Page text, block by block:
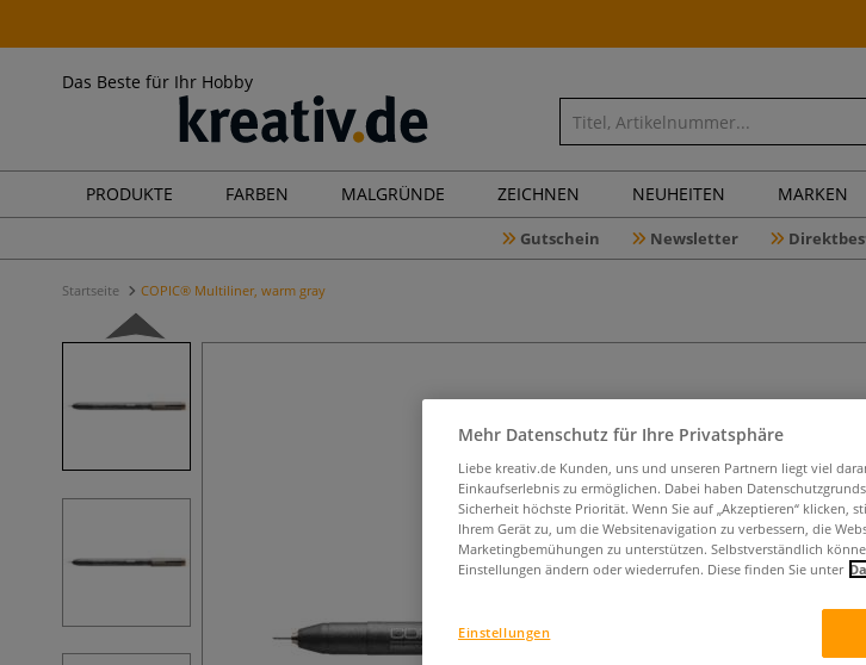
Das Beste für Ihr Hobby
PRODUKTE FARBEN MALGRÜNDE ZEICHNEN NEUHEITEN MARKEN
Gutschein Newsletter
Startseite COPIC® Multiliner, warm gray
Mehr Datenschutz für Ihre Privatsphäre
Liebe kreativ.de Kunden, uns und unseren Partnern liegt viel
Einkaufserlebnis zu ermöglichen. Dabei haben
Sicherheit höchste Priorität. Wenn Sie auf „Akzeptieren“ klicken,
Ihrem Gerät zu, um die Websitenavigation zu verbessern, die
Marketingbemühungen zu unterstützen. Selbstverständlich
Einstellungen ändern oder wiederrufen. Diese finden Sie unter
Einstellungen